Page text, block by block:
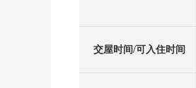
交屋时间/可入住时间